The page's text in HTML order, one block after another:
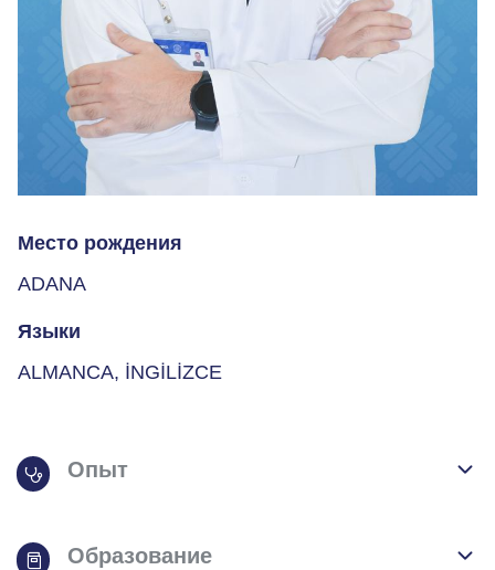
Место рождения
ADANA
Языки
ALMANCA, İNGİLİZCE
Опыт
Образование